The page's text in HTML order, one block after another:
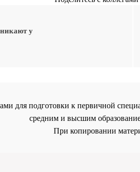
у
для подготовки к первичной
средним и высшим
При копировании